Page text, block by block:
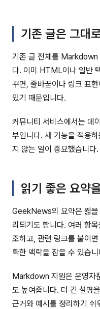
기존 글은 그대
기존 글 전체를 Markdown
다. 이미 HTML이나 일반
꾸면, 줄바꿈이나 링크 표
있기 때문입니다.
커뮤니티 서비스에서는 데
부입니다. 새 기능을 적용
지 않는 일이 중요했습니다.
읽기 좋은 요약
GeekNews의 요약은 짧을
리되기도 합니다. 여러 항
조하고, 관련 링크를 붙이
확한 맥락을 잡을 수 있습니
Markdown 지원은 운영자
도 높여줍니다. 더 긴 설명
근거와 예시를 정리하기 쉬